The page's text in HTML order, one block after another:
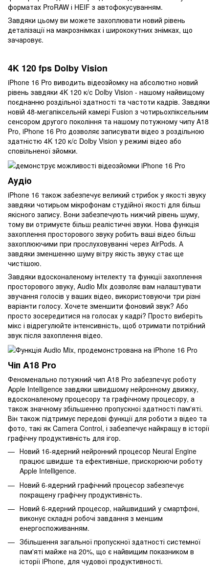
форматах ProRAW і HEIF з автофокусуванням.
Завдяки цьому ви можете захоплювати новий рівень
деталізації на макрознімках і ширококутних знімках, що
зачаровує.
4K 120 fps Dolby Vision
iPhone 16 Pro виводить відеозйомку на абсолютно новий
рівень завдяки 4K 120 к/с Dolby Vision - нашому найвищому
поєднанню роздільної здатності та частоти кадрів. Завдяки
новій 48-мегапіксельній камері Fusion з чотирьохпіксельним
сенсором другого покоління та нашому потужному чипу A18
Pro, iPhone 16 Pro дозволяє записувати відео з роздільною
здатністю 4K 120 к/с Dolby Vision у режимі відео або
сповільненої зйомки.
Аудіо
iPhone 16 також забезпечує великий стрибок у якості звуку
завдяки чотирьом мікрофонам студійної якості для більш
якісного запису. Вони забезпечують нижчий рівень шуму,
тому ви отримуєте більш реалістичні звуки. Нова функція
захоплення просторового звуку робить ваші відео більш
захоплюючими при прослуховуванні через AirPods. А
завдяки зменшенню шуму вітру якість звуку стає ще
чистішою.
Завдяки вдосконаленому інтелекту та функції захоплення
просторового звуку, Audio Mix дозволяє вам налаштувати
звучання голосів у ваших відео, використовуючи три різні
варіанти голосу. Хочете зменшити фоновий звук? Або
просто зосередитися на голосах у кадрі? Просто виберіть
мікс і відрегулюйте інтенсивність, щоб отримати потрібний
звук після захоплення відео.
Чіп A18 Pro
Феноменально потужний чип A18 Pro забезпечує роботу
Apple Intelligence завдяки швидшому нейронному движку,
вдосконаленому процесору та графічному процесору, а
також значному збільшенню пропускної здатності пам'яті.
Він також підтримує передові функції для роботи з відео та
фото, такі як Camera Control, і забезпечує найкращу в історії
графічну продуктивність для ігор.
Новий 16-ядерний нейронний процесор Neural Engine
працює швидше та ефективніше, прискорюючи роботу
Apple Intelligence.
Новий 6-ядерний графічний процесор забезпечує
покращену графічну продуктивність.
Новий 6-ядерний процесор, найшвидший у смартфоні,
виконує складні робочі завдання з меншим
енергоспоживанням.
Збільшення загальної пропускної здатності системної
пам'яті майже на 20%, що є найвищим показником в
історії iPhone, для чудової продуктивності.